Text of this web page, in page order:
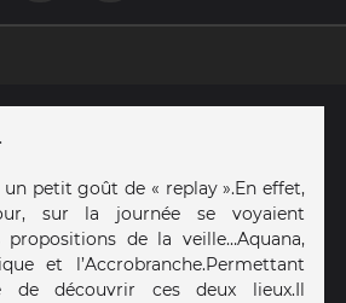
petit goût de « replay ». En effet,
sur la journée se voyaient
de la veille… Aquana,
et l’Accrobranche. Permettant
de découvrir ces deux lieux. Il